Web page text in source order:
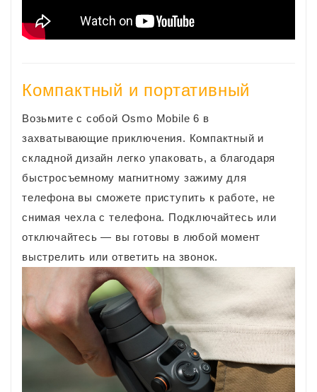
Компактный и портативный
Возьмите с собой Osmo Mobile 6 в
захватывающие приключения. Компактный и
складной дизайн легко упаковать, а благодаря
быстросъемному магнитному зажиму для
телефона вы сможете приступить к работе, не
снимая чехла с телефона. Подключайтесь или
отключайтесь — вы готовы в любой момент
выстрелить или ответить на звонок.